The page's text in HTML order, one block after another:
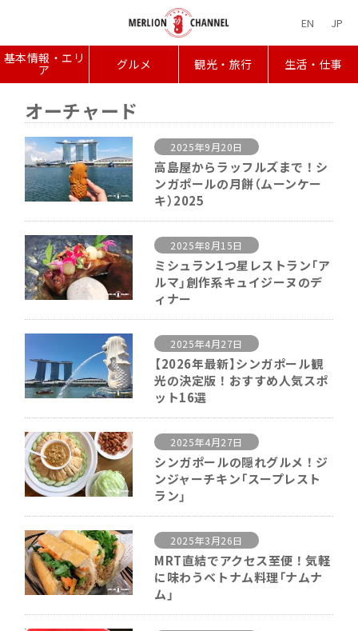
EN JP
基本情報・エリ
ア グルメ 観光・旅行 生活・仕事
オーチャード
2025年9月20日
高島屋からラッフルズまで！シ
ンガポールの月餅（ムーンケー
キ）2025
2025年8月15日
ミシュラン1つ星レストラン「ア
ルマ」創作系キュイジーヌのデ
ィナー
2025年4月27日
【2026年最新】シンガポール観
光の決定版！おすすめ人気スポ
ット16選
2025年4月27日
シンガポールの隠れグルメ！ジ
ンジャーチキン「スープレスト
ラン」
2025年3月26日
MRT直結でアクセス至便！気軽
に味わうベトナム料理「ナムナ
ム」